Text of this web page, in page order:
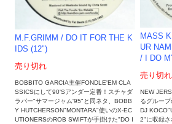
M.F.GRIMM / DO IT FOR THE K
IDS (12")
売り切れ
BOBBITO GARCIA主催FONDLE'EM CLA
SSICSにして90'Sアンダー定番！スチャダ
ラパー"サマージャム'95"と同ネタ、BOBB
Y HUTCHERSON"MONTARA"使いのX-EC
UTIONERSのROB SWIFTが手掛けた"DO I
MASS
UR
/ I DO
売り切れ
NEW
るグルー
DJ
2"に収録